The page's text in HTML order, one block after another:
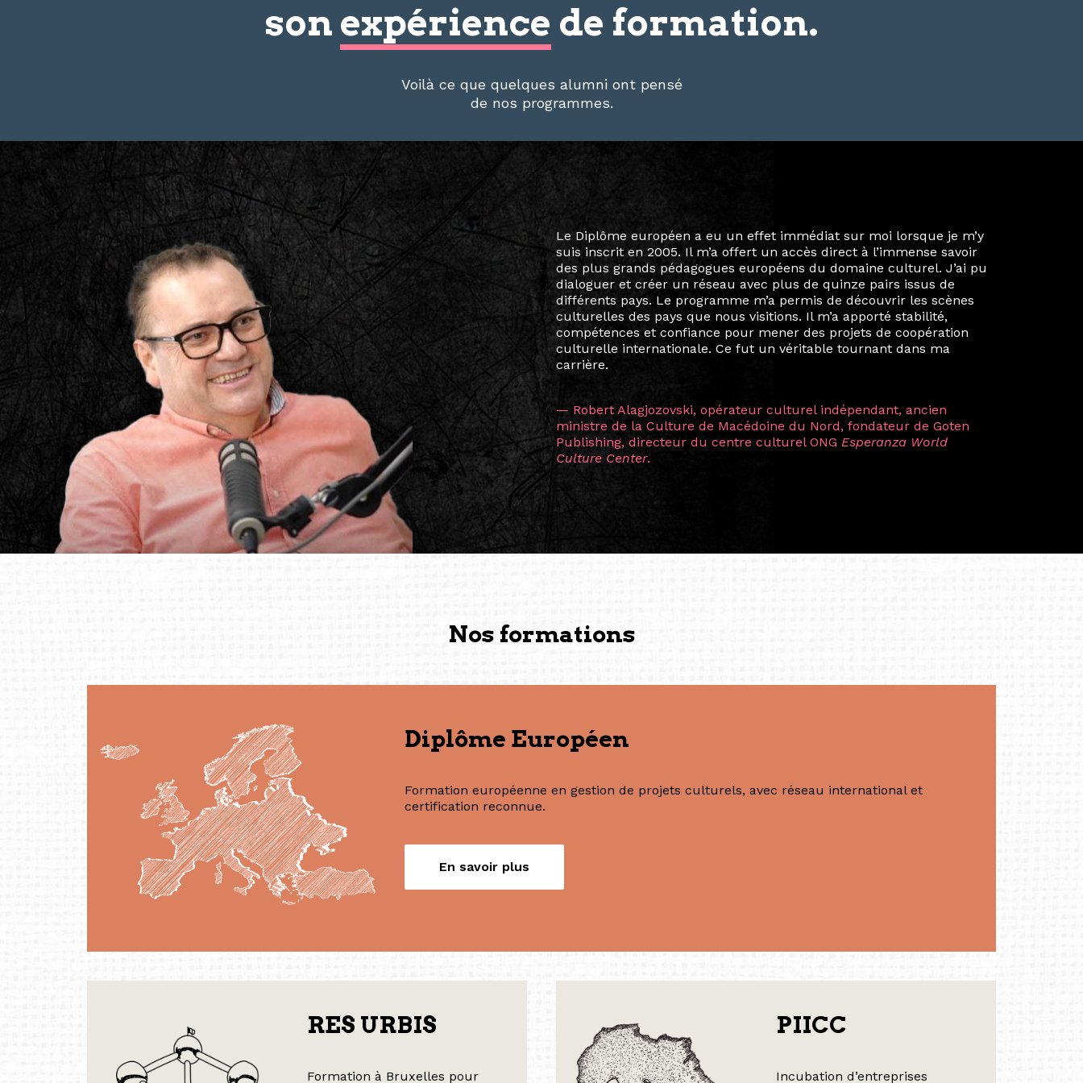
son expérience de formation.
Voilà ce que quelques alumni ont pensé
de nos programmes.
Le destin a voulu que ma vie privée et ma vie professionnelle dans les
arts soient étroitement liées. Durant mon année au sein du Diplôme
Marcel Hicter, j’ai intégré un réseau européen aussi inattendu que
vibrant, qui s’est étendu bien au-delà de la salle de classe. En
quelques mois, j’invitais mes camarades à collaborer sur des projets
allant de Baguio City à Pékin, de Helsinki à Kuala Lumpur, Langkawi,
Manille, Tokyo et Varsovie, renforçant ainsi ma vision de curatrice
consistant à connecter des artistes à travers les disciplines et les
continents.
L’une des rencontres les plus marquantes fut celle avec ma
consœur HicterienneRuthe Zuntz — une amitié dont la générosité et
la vision ont transformé ma trajectoire et m’ont conduite de
Singapour à Berlin pendant près d’une décennie. Aujourd’hui encore,
les amitiés forgées durant cette année intense et inspirante
solidité et m’encouragent à continuer de rêver, de créer et de tendre
vers de nouvelles possibilités.
— Vanini Belarmino (Singapore /Germany)
(Photography: Geric Cruz)
Formation européenne en gestion de projets culturels, avec réseau international et